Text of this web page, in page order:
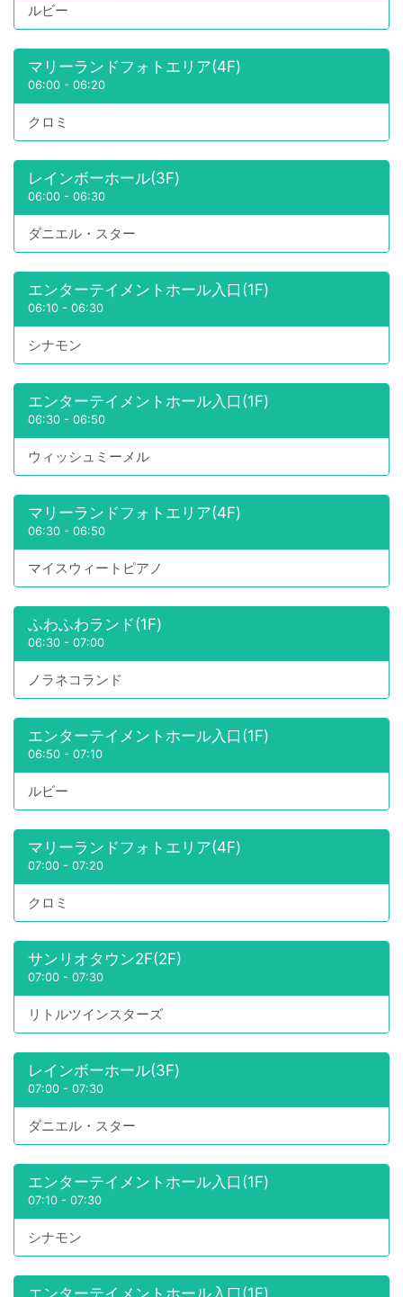
ルビー
マリーランドフォトエリア(4F)
06:00 - 06:20
クロミ
レインボーホール(3F)
06:00 - 06:30
ダニエル・スター
エンターテイメントホール入口(1F)
06:10 - 06:30
シナモン
エンターテイメントホール入口(1F)
06:30 - 06:50
ウィッシュミーメル
マリーランドフォトエリア(4F)
06:30 - 06:50
マイスウィートピアノ
ふわふわランド(1F)
06:30 - 07:00
ノラネコランド
エンターテイメントホール入口(1F)
06:50 - 07:10
ルビー
マリーランドフォトエリア(4F)
07:00 - 07:20
クロミ
サンリオタウン2F(2F)
07:00 - 07:30
リトルツインスターズ
レインボーホール(3F)
07:00 - 07:30
ダニエル・スター
エンターテイメントホール入口(1F)
07:10 - 07:30
シナモン
エンターテイメントホール入口(1F)